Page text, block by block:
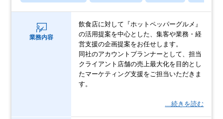
業務内容
飲食店に対して『ホットペッパーグルメ』
の活用提案を中心とした、集客や業務・経
営支援の企画提案をお任せします。
同社のアカウントプランナーとして、担当
クライアント店舗の売上最大化を目的とし
たマーケティング支援をご担当いただきま
す。
…続きを読む